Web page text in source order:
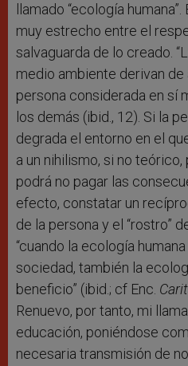
llamado “ecología
muy estrecho entre el
salvaguarda de lo creado.
medio ambiente derivan de
persona considerada en sí
los demás (ibid., 12). Si la
degrada el entorno en el
a un nihilismo, si no
podrá no pagar las
efecto, constatar un
de la persona y el “rostro”
“cuando la ecología
sociedad, también la
beneficio” (ibid.; cf Enc.
Renuevo, por tanto, mi
educación, poniéndose
necesaria transmisión de